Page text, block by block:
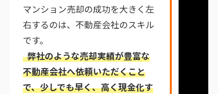
マンション売却の成功を大きく左
右するのは、不動産会社のスキル
です。
弊社のような売却実績が豊富な
不動産会社へ依頼いただくこと
で、少しでも早く、高く現金化す